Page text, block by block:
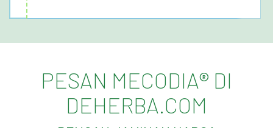
PESAN MECODIA® DI
DEHERBA.COM